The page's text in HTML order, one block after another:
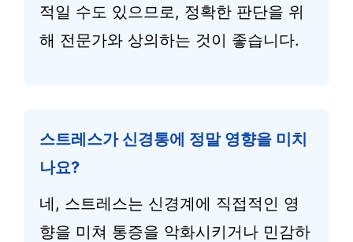
적일 수도 있으므로, 정확한 판단을 위
해 전문가와 상의하는 것이 좋습니다.
스트레스가 신경통에 정말 영향을 미치
나요?
네, 스트레스는 신경계에 직접적인 영
향을 미쳐 통증을 악화시키거나 민감하